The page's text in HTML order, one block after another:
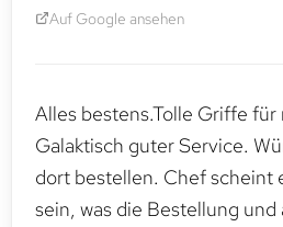
Auf Google ansehen
Alles bestens.Tolle Griffe für
Galaktisch guter Service.
dort bestellen. Chef scheint
sein, was die Bestellung